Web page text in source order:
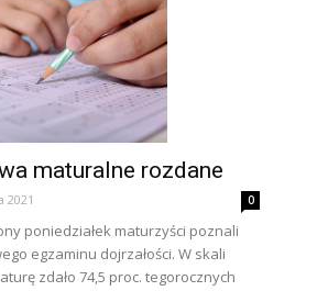
maturalne rozdane
2021 0
poniedziałek maturzyści poznali
egzaminu dojrzałości. W skali
zdało 74,5 proc. tegorocznych